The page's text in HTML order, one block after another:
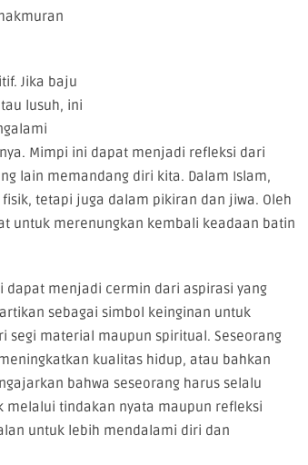
Jika baju
lusuh, ini
Mimpi ini dapat menjadi refleksi dari
lain memandang diri kita. Dalam Islam,
tetapi juga dalam pikiran dan jiwa. Oleh
untuk merenungkan kembali keadaan batin
dapat menjadi cermin dari aspirasi yang
sebagai simbol keinginan untuk
segi material maupun spiritual. Seseorang
kualitas hidup, atau bahkan
bahwa seseorang harus selalu
tindakan nyata maupun refleksi
untuk lebih mendalami diri dan